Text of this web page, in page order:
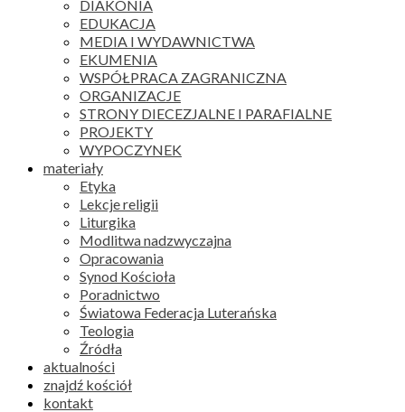
DIAKONIA
EDUKACJA
MEDIA I WYDAWNICTWA
EKUMENIA
WSPÓŁPRACA ZAGRANICZNA
ORGANIZACJE
STRONY DIECEZJALNE I PARAFIALNE
PROJEKTY
WYPOCZYNEK
materiały
Etyka
Lekcje religii
Liturgika
Modlitwa nadzwyczajna
Opracowania
Synod Kościoła
Poradnictwo
Światowa Federacja Luterańska
Teologia
Źródła
aktualności
znajdź kościół
kontakt